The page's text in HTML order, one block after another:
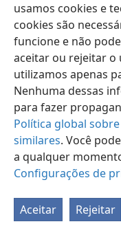
usamos cookies e
cookies são
funcione e não
aceitar ou rejeitar o
utilizamos apenas
Nenhuma dessas
para fazer
Política global
similares. Você
a qualquer
Configurações de
Aceitar Rejeitar
Copyright© 2026 Watch
Termos
Configurações